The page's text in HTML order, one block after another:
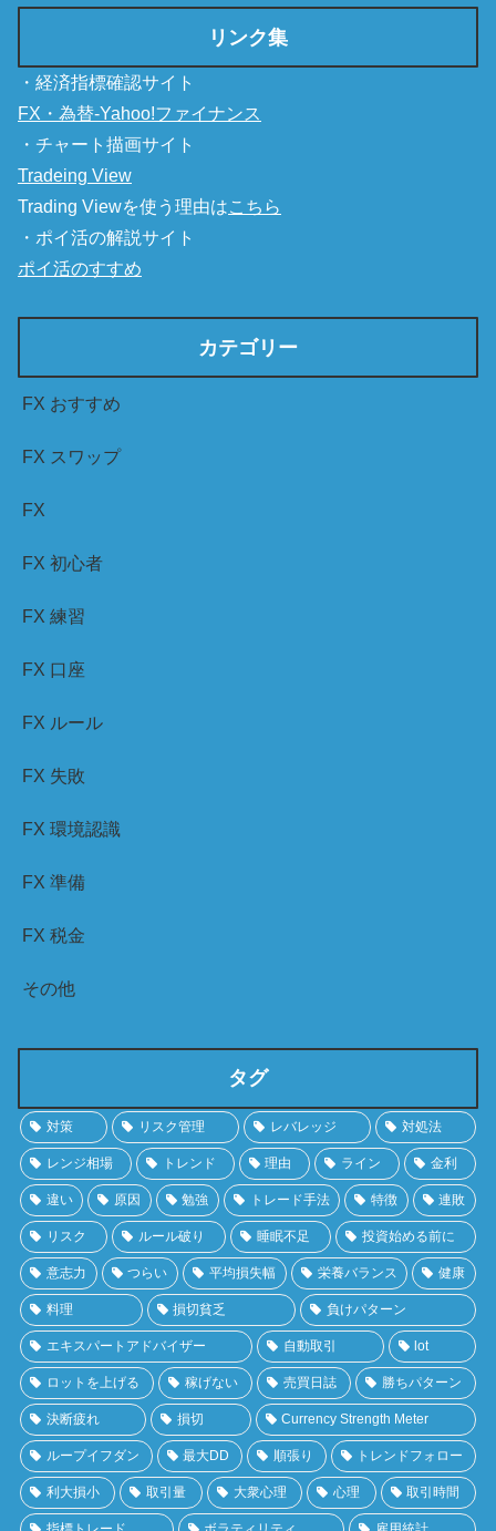
リンク集
・経済指標確認サイト
FX・為替-Yahoo!ファイナンス
・チャート描画サイト
Tradeing View
Trading Viewを使う理由はこちら
・ポイ活の解説サイト
ポイ活のすすめ
カテゴリー
FX おすすめ
FX スワップ
FX
FX 初心者
FX 練習
FX 口座
FX ルール
FX 失敗
FX 環境認識
FX 準備
FX 税金
その他
タグ
対策 リスク管理 レバレッジ 対処法
レンジ相場 トレンド 理由 ライン 金利
違い 原因 勉強 トレード手法 特徴 連敗
リスク ルール破り 睡眠不足 投資始める前に
意志力 つらい 平均損失幅 栄養バランス 健康
料理 損切貧乏 負けパターン
エキスパートアドバイザー 自動取引 lot
ロットを上げる 稼げない 売買日誌 勝ちパターン
決断疲れ 損切 Currency Strength Meter
ループイフダン 最大DD 順張り トレンドフォロー
利大損小 取引量 大衆心理 心理 取引時間